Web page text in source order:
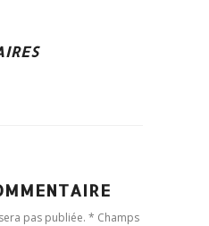
pas publiée. * Champs